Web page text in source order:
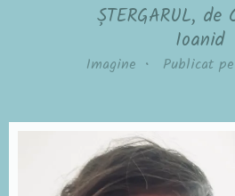
ȘTERGARUL, de
Ioanid
Imagine • Publicat pe